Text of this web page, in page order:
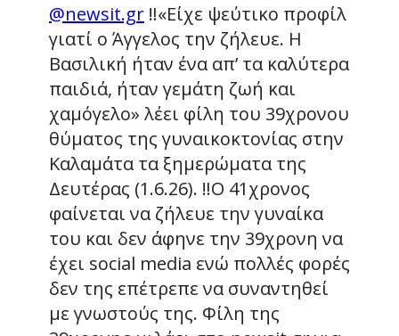
@newsit.gr ‼️«Είχε ψεύτικο προφίλ
γιατί ο Άγγελος την ζήλευε. Η
Βασιλική ήταν ένα απ’ τα καλύτερα
παιδιά, ήταν γεμάτη ζωή και
χαμόγελο» λέει φίλη του 39χρονου
θύματος της γυναικοκτονίας στην
Καλαμάτα τα ξημερώματα της
Δευτέρας (1.6.26). ‼️Ο 41χρονος
φαίνεται να ζήλευε την γυναίκα
του και δεν άφηνε την 39χρονη να
έχει social media ενώ πολλές φορές
δεν της επέτρεπε να συναντηθεί
με γνωστούς της. Φίλη της